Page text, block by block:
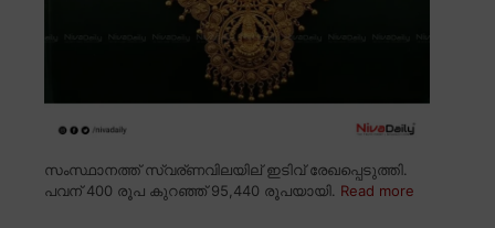
സംസ്ഥാനത്ത് സ്വര്ണവിലയില് ഇടിവ് രേഖപ്പെടുത്തി.
പവന് 400 രൂപ കുറഞ്ഞ് 95,440 രൂപയായി. Read more